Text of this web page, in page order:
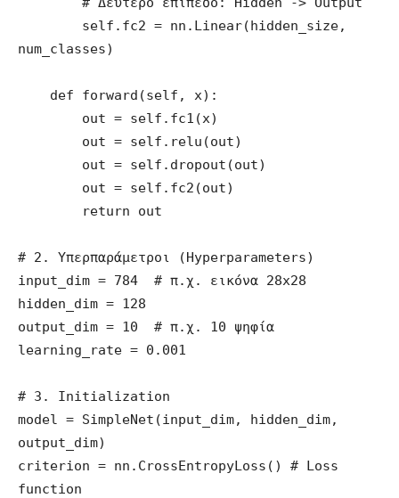
num_classes)
# 2. Υπερπαράμετροι (Hyperparameters)
input_dim = 784  # π.χ. εικόνα 28x28
hidden_dim = 128
output_dim = 10  # π.χ. 10 ψηφία
learning_rate = 0.001
# 3. Initialization
model = SimpleNet(input_dim, hidden_dim,
output_dim)
criterion = nn.CrossEntropyLoss() # Loss
function